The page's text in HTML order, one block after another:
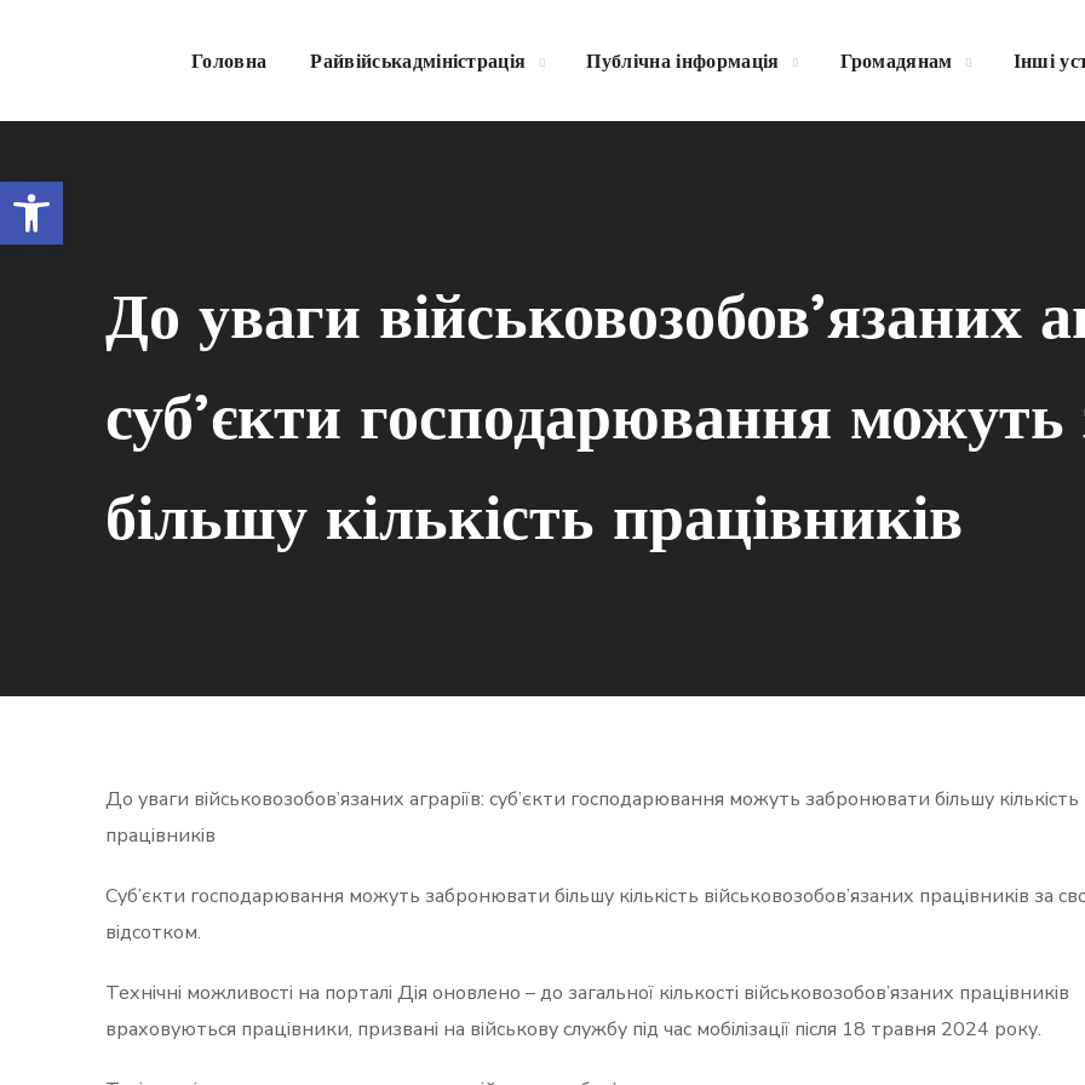
Головна Райвійськадміністрація Публічна інформація Громадянам Інші
До уваги військовозобов’язаних
суб’єкти господарювання
більшу кількість працівників
До уваги військовозобов’язаних аграріїв: суб’єкти господарювання можуть забронювати більшу кількість
працівників
Суб’єкти господарювання можуть забронювати більшу кількість військовозобов’язаних працівників за
відсотком.
Технічні можливості на порталі Дія оновлено – до загальної кількості військовозобов’язаних працівників
враховуються працівники, призвані на військову службу під час мобілізації після 18 травня 2024 року.
Відкрити Панель інструментів